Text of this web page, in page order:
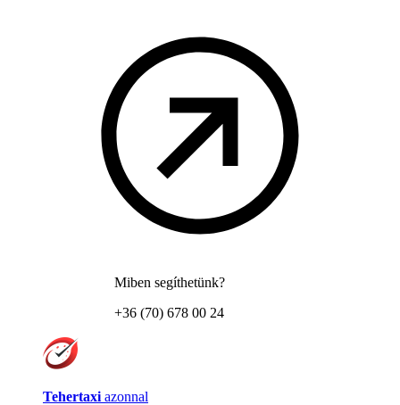
Miben segíthetünk?
+36 (70) 678 00 24
Tehertaxi azonnal